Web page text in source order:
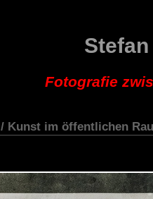
Fotografie
/ Kunst im öffentlichen